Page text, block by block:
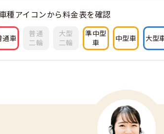
種アイコンから料金表を確認
通車
普通
二輪
大型
二輪
準中型
車
中型車 大型